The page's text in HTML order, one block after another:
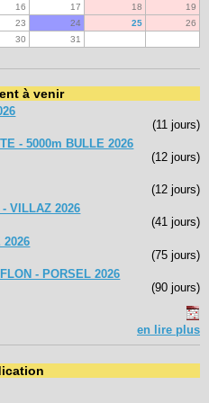
16 17 18
19
23 24 25
26
30 31
à venir
(11 jours)
- 5000m BULLE 2026
(12 jours)
(12 jours)
- VILLAZ 2026
(41 jours)
2026
(75 jours)
- PORSEL 2026
(90 jours)
en lire plus